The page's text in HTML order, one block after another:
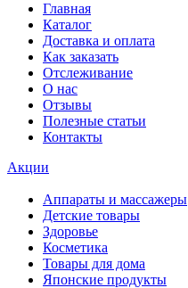
Главная
Каталог
Доставка и оплата
Как заказать
Отслеживание
О нас
Отзывы
Полезные статьи
Контакты
Акции
Аппараты и массажеры
Детские товары
Здоровье
Косметика
Товары для дома
Японские продукты